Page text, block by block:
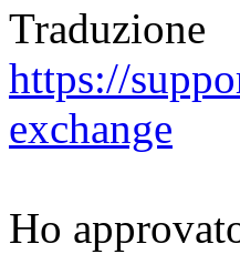
Traduzione
https://
exchange
Ho